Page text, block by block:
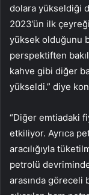
dolara yükseldiği
2023’ün ilk
yüksek olduğunu
perspektiften
kahve gibi diğer
yükseldi.” diye
“Diğer emtiadaki
etkiliyor. Ayrıca
aracılığıyla
petrolü
arasında göreceli